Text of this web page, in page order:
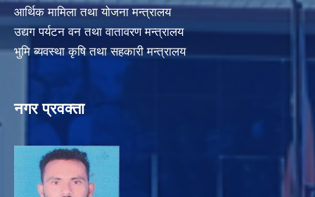
आर्थिक मामिला तथा योजना मन्त्रालय
उद्यग पर्यटन वन तथा वातावरण मन्त्रालय
भुमि ब्यवस्था कृषि तथा सहकारी मन्त्रालय
नगर प्रवक्ता